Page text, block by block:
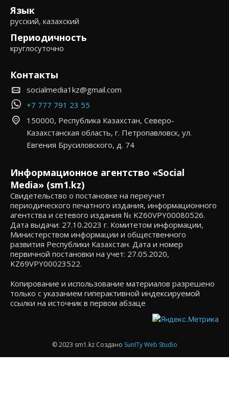
Язык
русский, казахский
Периодичность
круглосуточно
Контакты
socialmedia1kz@gmail.com
+7 777 791 23 55
150000, Республика Казахстан, Северо-
Казахстанская область, г. Петропавловск, ул.
Евгения Брусиловского, д. 74
Информационное агентство «Social
Media» (sm1.kz)
Свидетельство о постановке на переучет
периодического печатного издания, информационного
агентства и сетевого издания № KZ60VPY00080526.
Дата выдачи: 27.10.2023 г. Комитетом информации,
Министерством информации и общественного
развития Республики Казахстан. Дата и номер
первичной постановки на учет: 27.05.2020,
KZ69VPY00023522.
Копирование и использование материалов разрешено
только с указанием гиперактивной индексируемой
ссылки на источник в первом абзаце
© 2023 sm1.kz Создано SunITy Web Studio